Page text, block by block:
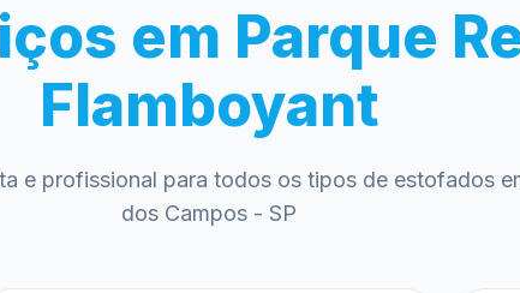
em Parque
Flamboyant
e profissional para todos os tipos de estofados
dos Campos - SP